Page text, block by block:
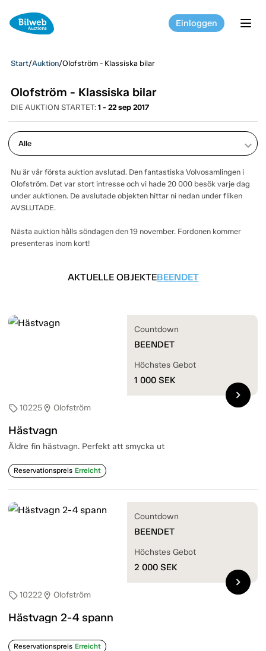
Einloggen
Start/Auktion/Olofström - Klassiska bilar
Olofström - Klassiska bilar
DIE AUKTION STARTET: 1 - 22 sep 2017
keyboard_arrow_down
Nu är vår första auktion avslutad. Den fantastiska Volvosamlingen i
Olofström. Det var stort intresse och vi hade 20 000 besök varje dag
under auktionen. De avslutade objekten hittar ni nedan under fliken
AVSLUTADE.
Nästa auktion hålls söndagen den 19 november. Fordonen kommer
presenteras inom kort!
AKTUELLE OBJEKTEBEENDET
sell10225location_on Olofström
Hästvagn
Äldre fin hästvagn. Perfekt att smycka ut
Reservationspreis Erreicht
Countdown
BEENDET
Höchstes Gebot
1 000 SEK
chevron_right
sell10222location_on Olofström
Hästvagn 2-4 spann
Reservationspreis Erreicht
Countdown
BEENDET
Höchstes Gebot
2 000 SEK
chevron_right